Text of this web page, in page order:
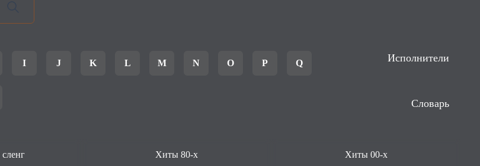
I J K L M N O P Q Исполнители
Словарь
Хиты 80-х Хиты 00-х